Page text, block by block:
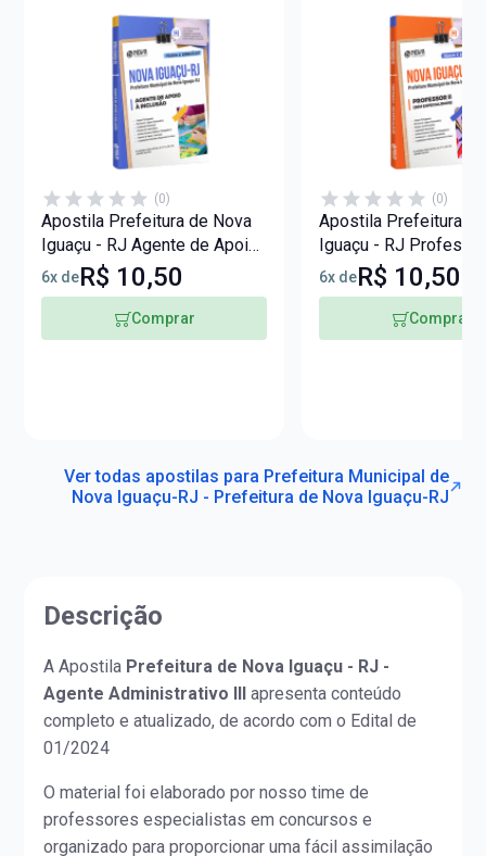
(0)
Apostila Prefeitura de Nova
Iguaçu - RJ Agente de Apoio
à Inclusão
6x deR$ 10,50
Comprar
(0)
Apostila Prefeitura
Iguaçu - RJ
6x deR$ 10,50
Comprar
Ver todas apostilas para Prefeitura Municipal de
Nova Iguaçu-RJ - Prefeitura de Nova Iguaçu-RJ
Descrição
A Apostila Prefeitura de Nova Iguaçu - RJ -
Agente Administrativo III
apresenta conteúdo
completo e atualizado, de acordo com o Edital de
01/2024
O material foi elaborado por nosso time de
professores especialistas em concursos e
organizado para proporcionar uma fácil assimilação